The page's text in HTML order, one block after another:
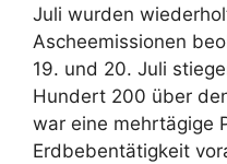
Juli wurden
Ascheemissionen
19. und 20. Juli
Hundert 200 über
war eine mehrtägige
Erdbebentätigkeit